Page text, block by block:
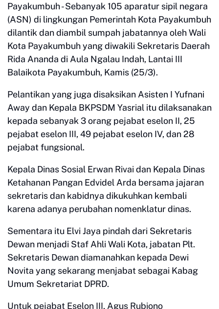
Payakumbuh - Sebanyak 105 aparatur sipil negara
(ASN) di lingkungan Pemerintah Kota Payakumbuh
dilantik dan diambil sumpah jabatannya oleh Wali
Kota Payakumbuh yang diwakili Sekretaris Daerah
Rida Ananda di Aula Ngalau Indah, Lantai III
Balaikota Payakumbuh, Kamis (25/3).
Pelantikan yang juga disaksikan Asisten I Yufnani
Away dan Kepala BKPSDM Yasrial itu dilaksanakan
kepada sebanyak 3 orang pejabat eselon II, 25
pejabat eselon III, 49 pejabat eselon IV, dan 28
pejabat fungsional.
Kepala Dinas Sosial Erwan Rivai dan Kepala Dinas
Ketahanan Pangan Edvidel Arda bersama jajaran
sekretaris dan kabidnya dikukuhkan kembali
karena adanya perubahan nomenklatur dinas.
Sementara itu Elvi Jaya pindah dari Sekretaris
Dewan menjadi Staf Ahli Wali Kota, jabatan Plt.
Sekretaris Dewan diamanahkan kepada Dewi
Novita yang sekarang menjabat sebagai Kabag
Umum Sekretariat DPRD.
Untuk pejabat Eselon III, Agus Rubiono